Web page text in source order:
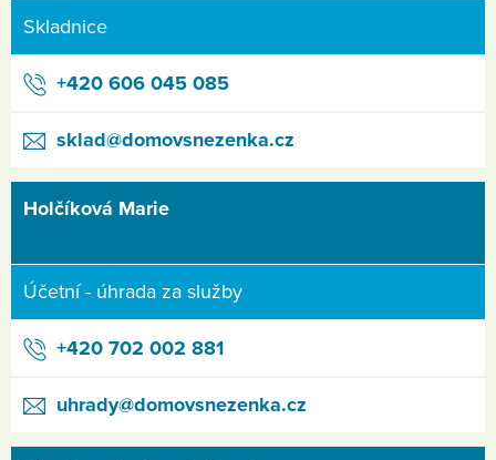
Skladnice
+420 606 045 085
sklad@domovsnezenka.cz
Holčíková Marie
Účetní - úhrada za služby
+420 702 002 881
uhrady@domovsnezenka.cz